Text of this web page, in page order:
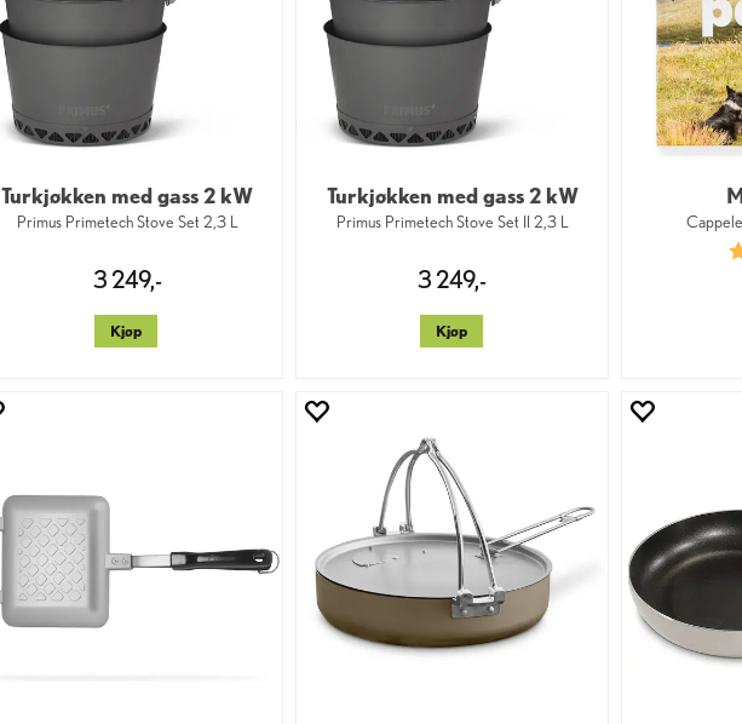
Turkjøkken med gass 2 kW
Primus Primetech Stove Set 2,3 L
3 249,-
Kjøp
Turkjøkken med gass 2 kW
Primus Primetech Stove Set II 2,3 L
3 249,-
Kjøp